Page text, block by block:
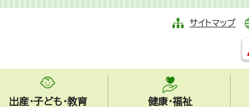
サイトマップ
出産・子ども・教育 健康・福祉